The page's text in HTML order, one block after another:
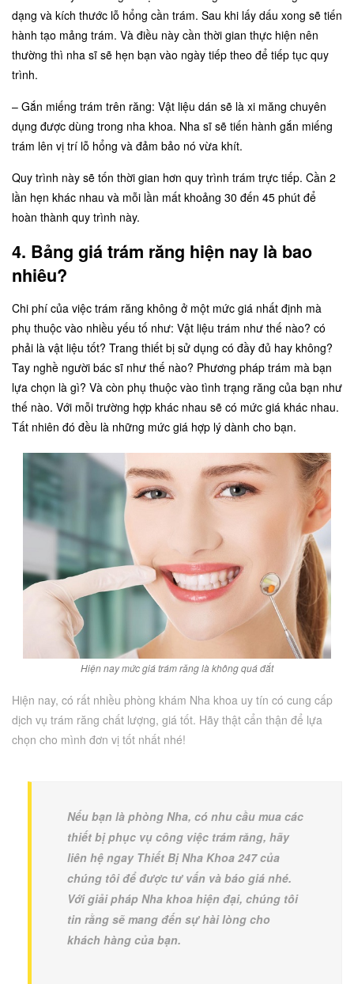
dạng và kích thước lỗ hổng cần trám. Sau khi lấy dấu xong sẽ tiến
hành tạo mảng trám. Và điều này cần thời gian thực hiện nên
thường thì nha sĩ sẽ hẹn bạn vào ngày tiếp theo để tiếp tục quy
trình.
– Gắn miếng trám trên răng: Vật liệu dán sẽ là xi măng chuyên
dụng được dùng trong nha khoa. Nha sĩ sẽ tiến hành gắn miếng
trám lên vị trí lỗ hổng và đảm bảo nó vừa khít.
Quy trình này sẽ tốn thời gian hơn quy trình trám trực tiếp. Cần 2
lần hẹn khác nhau và mỗi lần mất khoảng 30 đến 45 phút để
hoàn thành quy trình này.
4. Bảng giá trám răng hiện nay là bao
nhiêu?
Chi phí của việc trám răng không ở một mức giá nhất định mà
phụ thuộc vào nhiều yếu tố như: Vật liệu trám như thế nào? có
phải là vật liệu tốt? Trang thiết bị sử dụng có đầy đủ hay không?
Tay nghề người bác sĩ như thế nào? Phương pháp trám mà bạn
lựa chọn là gì? Và còn phụ thuộc vào tình trạng răng của bạn như
thế nào. Với mỗi trường hợp khác nhau sẽ có mức giá khác nhau.
Tất nhiên đó đều là những mức giá hợp lý dành cho bạn.
Hiện nay mức giá trám răng là không quá đắt
Hiện nay, có rất nhiều phòng khám Nha khoa uy tín có cung cấp
dịch vụ trám răng chất lượng, giá tốt. Hãy thật cẩn thận để lựa
chọn cho mình đơn vị tốt nhất nhé!
Nếu bạn là phòng Nha, có nhu cầu mua các
thiết bị phục vụ công việc trám răng, hãy
liên hệ ngay Thiết Bị Nha Khoa 247 của
chúng tôi để được tư vấn và báo giá nhé.
Với giải pháp Nha khoa hiện đại, chúng tôi
tin rằng sẽ mang đến sự hài lòng cho
khách hàng của bạn.